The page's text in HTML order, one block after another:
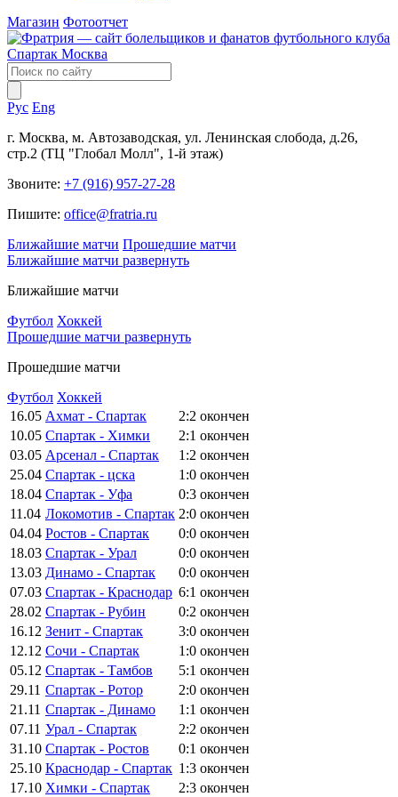
Магазин Фотоотчет
Рус Eng
г. Москва, м. Автозаводская, ул. Ленинская слобода, д.26,
стр.2 (ТЦ "Глобал Молл", 1-й этаж)
Звоните: +7 (916) 957-27-28
Пишите: office@fratria.ru
Ближайшие матчи Прошедшие матчи
Ближайшие матчи развернуть
Ближайшие матчи
Футбол Хоккей
Прошедшие матчи развернуть
Прошедшие матчи
Футбол Хоккей
16.05 Ахмат - Спартак 2:2 окончен
10.05 Спартак - Химки 2:1 окончен
03.05 Арсенал - Спартак 1:2 окончен
25.04 Спартак - цска 1:0 окончен
18.04 Спартак - Уфа 0:3 окончен
11.04 Локомотив - Спартак 2:0 окончен
04.04 Ростов - Спартак 0:0 окончен
18.03 Спартак - Урал 0:0 окончен
13.03 Динамо - Спартак 0:0 окончен
07.03 Спартак - Краснодар 6:1 окончен
28.02 Спартак - Рубин 0:2 окончен
16.12 Зенит - Спартак 3:0 окончен
12.12 Сочи - Спартак 1:0 окончен
05.12 Спартак - Тамбов 5:1 окончен
29.11 Спартак - Ротор 2:0 окончен
21.11 Спартак - Динамо 1:1 окончен
07.11 Урал - Спартак 2:2 окончен
31.10 Спартак - Ростов 0:1 окончен
25.10 Краснодар - Спартак 1:3 окончен
17.10 Химки - Спартак 2:3 окончен